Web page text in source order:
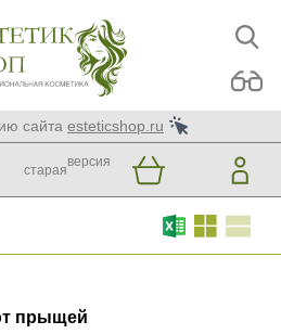
сайта esteticshop.ru
старая
версия
прыщей